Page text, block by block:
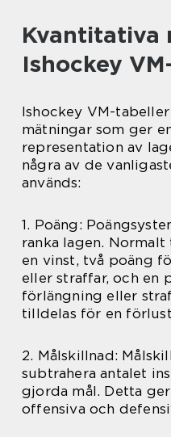
Kvantitativa
Ishockey
Ishockey VM-
mätningar som ger
representation av
några av de
används:
1. Poäng:
ranka lagen.
en vinst, två poäng
eller straffar, och en
förlängning eller
tilldelas för en
2. Målskillnad:
subtrahera antalet
gjorda mål. Detta
offensiva och